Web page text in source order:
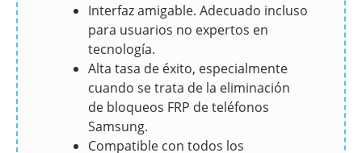
Interfaz amigable. Adecuado incluso
para usuarios no expertos en
tecnología.
Alta tasa de éxito, especialmente
cuando se trata de la eliminación
de bloqueos FRP de teléfonos
Samsung.
Compatible con todos los